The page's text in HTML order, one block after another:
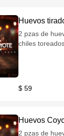
Huevos
2 pzas de
$ 59
Huevos
2 pzas de